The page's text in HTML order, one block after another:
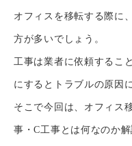
オフィスを移転する際に
方が多いでしょう。
工事は業者に依頼するこ
にするとトラブルの原因
そこで今回は、オフィス
事・C工事とは何なのか解